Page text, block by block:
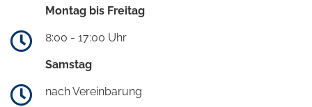
Montag bis Freitag
8:00 - 17:00 Uhr
Samstag
nach Vereinbarung